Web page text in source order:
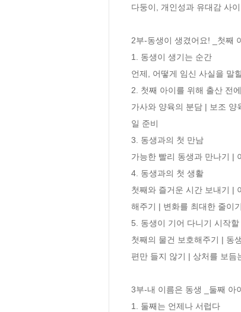
다둥이, 개인성과 유대감 사이
2부-동생이 생겼어요! _첫째
1. 동생이 생기는 순간
언제, 어떻게 임신 사실을 말
2. 첫째 아이를 위해 출산 전
가사와 양육의 분담 | 보조
일 준비
3. 동생과의 첫 만남
가능한 빨리 동생과 만나기 |
4. 동생과의 첫 생활
첫째와 즐거운 시간 보내기 |
해주기 | 변화를 최대한 줄이
5. 동생이 기어 다니기 시작할
첫째의 물건 보호해주기 | 동
편만 들지 않기 | 상처를 보듬
3부-내 이름은 동생 _둘째 아
1. 둘째는 언제나 서럽다